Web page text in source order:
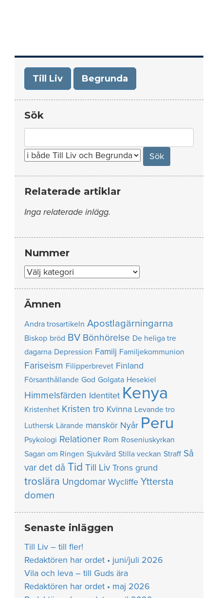
Till Liv Begrunda
Sök
for:
Relaterade artiklar
Inga relaterade inlägg.
Nummer
Nummer
Ämnen
Andra trosartikeln Apostlagärningarna
Biskop bröd BV Bönhörelse De heliga tre
dagarna Depression Familj Familjekommunion
Fariseism Filipperbrevet Finland
Försanthållande God Golgata Hesekiel
Himmelsfärden Identitet Kenya
Kristenhet Kristen tro Kvinna Levande tro
Luthersk Lärande manskör Nyår Peru
Psykologi Relationer Rom Roseniuskyrkan
Sagan om Ringen Sjukvård Stilla veckan Straff Så
var det då Tid Till Liv Trons grund
troslära Ungdomar Wycliffe Yttersta
domen
Senaste inläggen
Till Liv – till fler!
Redaktören har ordet • juni/juli 2026
Vila och leva – till Guds ära
Redaktören har ordet • maj 2026